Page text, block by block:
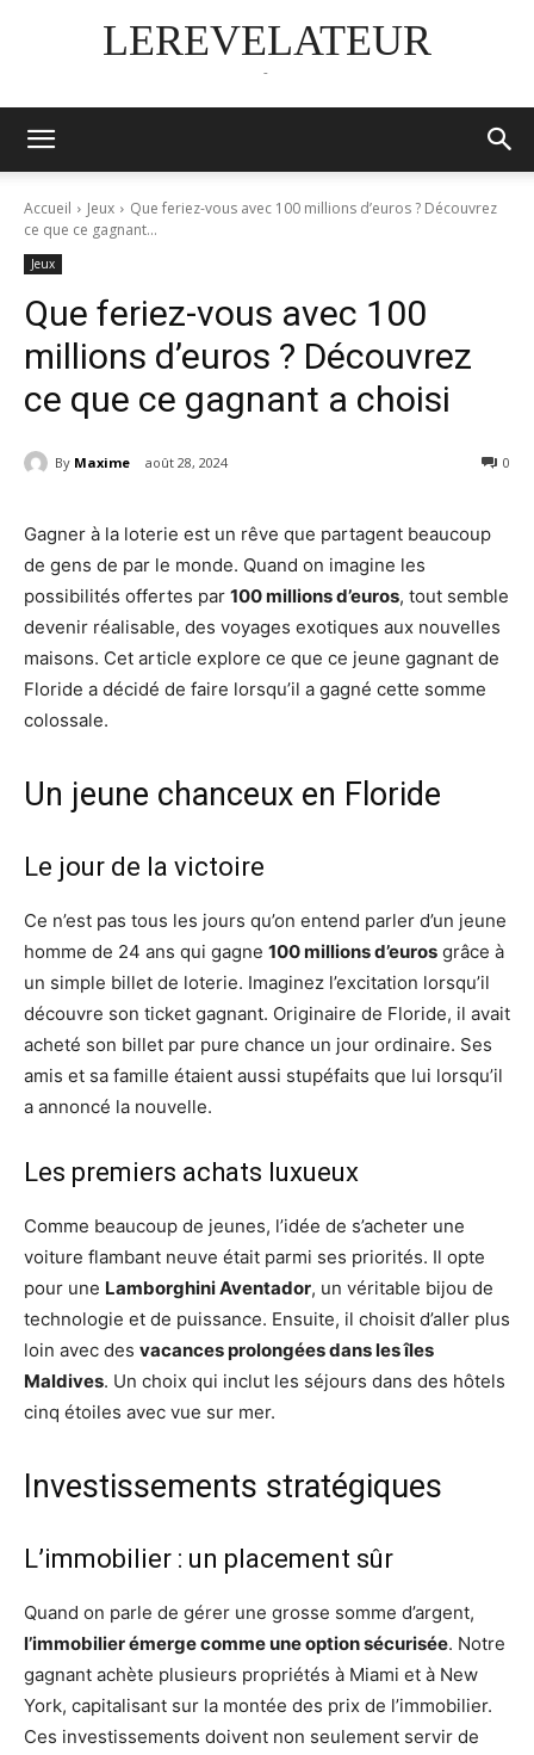
LEREVELATEUR
-
Accueil Jeux
Que feriez-vous avec 100 millions d’euros ? Découvrez
ce que ce gagnant...
Jeux
Que feriez-vous avec 100
millions d’euros ? Découvrez
ce que ce gagnant a choisi
By Maxime août 28, 2024 0
Gagner à la loterie est un rêve que partagent beaucoup
de gens de par le monde. Quand on imagine les
possibilités offertes par 100 millions d’euros, tout semble
devenir réalisable, des voyages exotiques aux nouvelles
maisons. Cet article explore ce que ce jeune gagnant de
Floride a décidé de faire lorsqu’il a gagné cette somme
colossale.
Un jeune chanceux en Floride
Le jour de la victoire
Ce n’est pas tous les jours qu’on entend parler d’un jeune
homme de 24 ans qui gagne 100 millions d’euros grâce à
un simple billet de loterie. Imaginez l’excitation lorsqu’il
découvre son ticket gagnant. Originaire de Floride, il avait
acheté son billet par pure chance un jour ordinaire. Ses
amis et sa famille étaient aussi stupéfaits que lui lorsqu’il
a annoncé la nouvelle.
Les premiers achats luxueux
Comme beaucoup de jeunes, l’idée de s’acheter une
voiture flambant neuve était parmi ses priorités. Il opte
pour une Lamborghini Aventador, un véritable bijou de
technologie et de puissance. Ensuite, il choisit d’aller plus
loin avec des vacances prolongées dans les îles
Maldives. Un choix qui inclut les séjours dans des hôtels
cinq étoiles avec vue sur mer.
Investissements stratégiques
L’immobilier : un placement sûr
Quand on parle de gérer une grosse somme d’argent,
l’immobilier émerge comme une option sécurisée. Notre
gagnant achète plusieurs propriétés à Miami et à New
York, capitalisant sur la montée des prix de l’immobilier.
Ces investissements doivent non seulement servir de